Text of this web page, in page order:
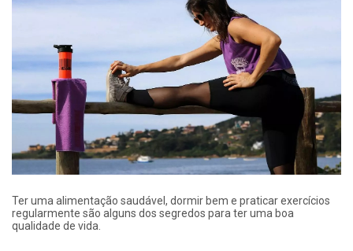
Ter uma alimentação saudável, dormir bem e praticar exercícios
regularmente são alguns dos segredos para ter uma boa
qualidade de vida.